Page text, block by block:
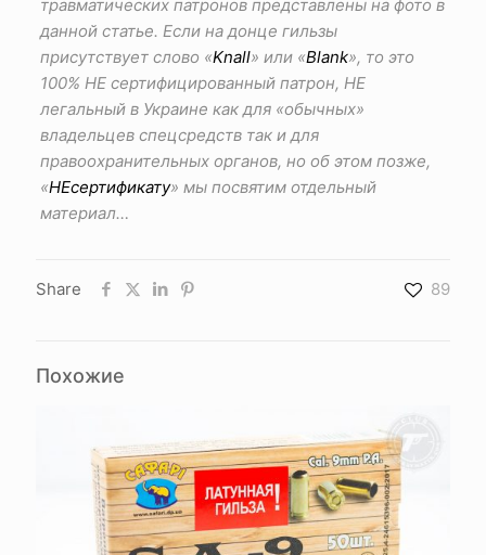
травматических патронов представлены на фото в
данной статье. Если на донце гильзы
присутствует слово «Knall» или «Blank», то это
100% НЕ сертифицированный патрон, НЕ
легальный в Украине как для «обычных»
владельцев спецсредств так и для
правоохранительных органов, но об этом позже,
«НЕсертификату» мы посвятим отдельный
материал…
Share 89
Похожие